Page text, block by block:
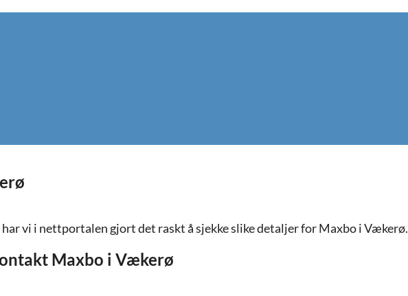
vi i nettportalen gjort det raskt å sjekke slike detaljer for Maxbo i Vækerø.
Maxbo i Vækerø